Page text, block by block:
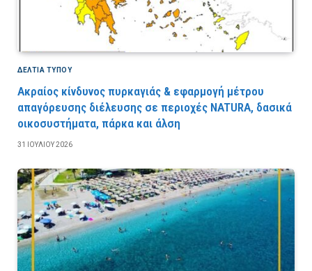
ΔΕΛΤΙΑ ΤΥΠΟΥ
Ακραίος κίνδυνος πυρκαγιάς & εφαρμογή μέτρου
απαγόρευσης διέλευσης σε περιοχές NATURA, δασικά
οικοσυστήματα, πάρκα και άλση
31 ΙΟΥΛΊΟΥ 2026